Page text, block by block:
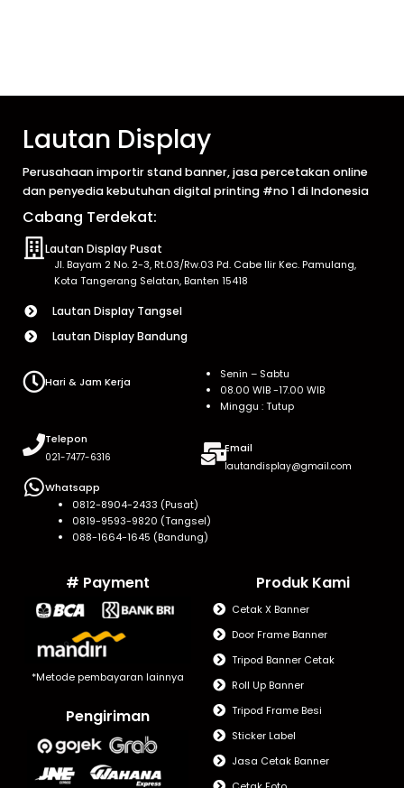
Lautan Display
Perusahaan importir stand banner, jasa percetakan online
dan penyedia kebutuhan digital printing #no 1 di Indonesia
Cabang Terdekat:
Lautan Display Pusat
Jl. Bayam 2 No. 2-3, Rt.03/Rw.03 Pd. Cabe Ilir Kec. Pamulang,
Kota Tangerang Selatan, Banten 15418
Lautan Display Tangsel
Lautan Display Bandung
Hari & Jam Kerja
Senin – Sabtu
08.00 WIB -17.00 WIB
Minggu : Tutup
Telepon
021-7477-6316
Email
lautandisplay@gmail.com
Whatsapp
0812-8904-2433 (Pusat)
0819-9593-9820 (Tangsel)
088-1664-1645 (Bandung)
# Payment
*Metode pembayaran lainnya
Pengiriman
Produk Kami
Cetak X Banner
Door Frame Banner
Tripod Banner Cetak
Roll Up Banner
Tripod Frame Besi
Sticker Label
Jasa Cetak Banner